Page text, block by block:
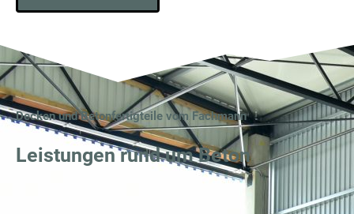
Decken und Betonfertigteile vom Fachmann
Leistungen rund um Beton